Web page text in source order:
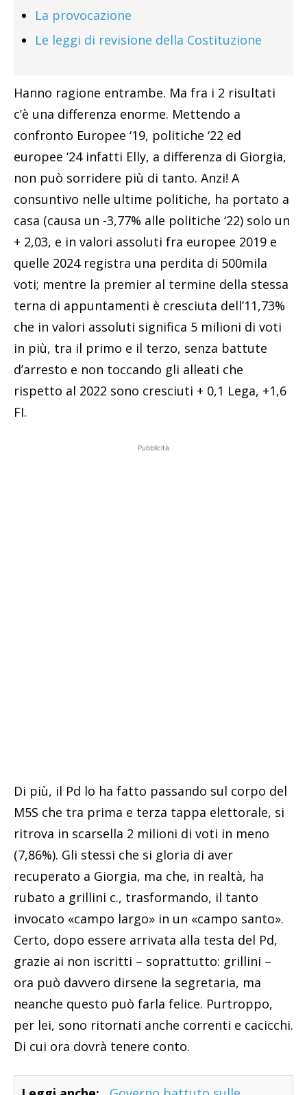
La provocazione
Le leggi di revisione della Costituzione
Hanno ragione entrambe. Ma fra i 2 risultati
c’è una differenza enorme. Mettendo a
confronto Europee ‘19, politiche ‘22 ed
europee ‘24 infatti Elly, a differenza di Giorgia,
non può sorridere più di tanto. Anzi! A
consuntivo nelle ultime politiche, ha portato a
casa (causa un -3,77% alle politiche ‘22) solo un
+ 2,03, e in valori assoluti fra europee 2019 e
quelle 2024 registra una perdita di 500mila
voti; mentre la premier al termine della stessa
terna di appuntamenti è cresciuta dell’11,73%
che in valori assoluti significa 5 milioni di voti
in più, tra il primo e il terzo, senza battute
d’arresto e non toccando gli alleati che
rispetto al 2022 sono cresciuti + 0,1 Lega, +1,6
FI.
Pubblicità
Di più, il Pd lo ha fatto passando sul corpo del
M5S che tra prima e terza tappa elettorale, si
ritrova in scarsella 2 milioni di voti in meno
(7,86%). Gli stessi che si gloria di aver
recuperato a Giorgia, ma che, in realtà, ha
rubato a grillini c., trasformando, il tanto
invocato «campo largo» in un «campo santo».
Certo, dopo essere arrivata alla testa del Pd,
grazie ai non iscritti – soprattutto: grillini –
ora può davvero dirsene la segretaria, ma
neanche questo può farla felice. Purtroppo,
per lei, sono ritornati anche correnti e cacicchi.
Di cui ora dovrà tenere conto.